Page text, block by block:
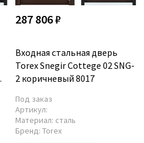
287 806 ₽
Входная стальная дверь
Torex Snegir Cottege 02 SNG-
2 коричневый 8017
Под заказ
Артикул:
Материал: сталь
Бренд: Torex